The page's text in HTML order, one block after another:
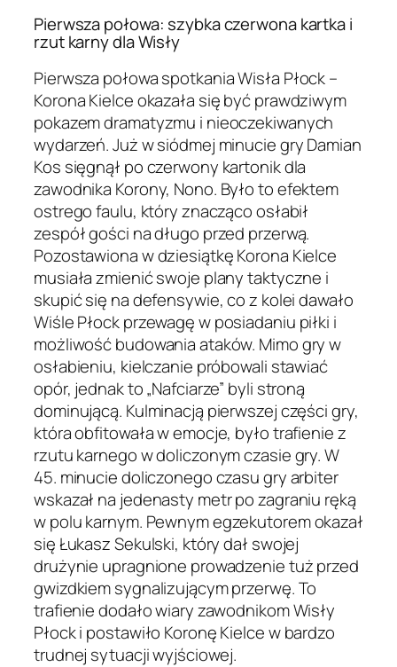
Pierwsza połowa: szybka czerwona kartka i
rzut karny dla Wisły
Pierwsza połowa spotkania Wisła Płock –
Korona Kielce okazała się być prawdziwym
pokazem dramatyzmu i nieoczekiwanych
wydarzeń. Już w siódmej minucie gry Damian
Kos sięgnął po czerwony kartonik dla
zawodnika Korony, Nono. Było to efektem
ostrego faulu, który znacząco osłabił
zespół gości na długo przed przerwą.
Pozostawiona w dziesiątkę Korona Kielce
musiała zmienić swoje plany taktyczne i
skupić się na defensywie, co z kolei dawało
Wiśle Płock przewagę w posiadaniu piłki i
możliwość budowania ataków. Mimo gry w
osłabieniu, kielczanie próbowali stawiać
opór, jednak to „Nafciarze” byli stroną
dominującą. Kulminacją pierwszej części gry,
która obfitowała w emocje, było trafienie z
rzutu karnego w doliczonym czasie gry. W
45. minucie doliczonego czasu gry arbiter
wskazał na jedenasty metr po zagraniu ręką
w polu karnym. Pewnym egzekutorem okazał
się Łukasz Sekulski, który dał swojej
drużynie upragnione prowadzenie tuż przed
gwizdkiem sygnalizującym przerwę. To
trafienie dodało wiary zawodnikom Wisły
Płock i postawiło Koronę Kielce w bardzo
trudnej sytuacji wyjściowej.